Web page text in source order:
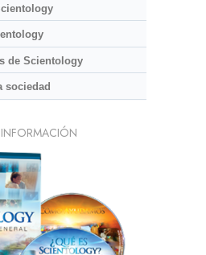
de Scientology
sociedad